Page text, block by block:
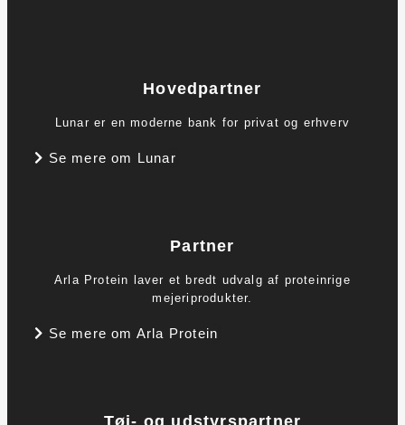
Hovedpartner
Lunar er en moderne bank for privat og erhverv
Se mere om Lunar
Partner
Arla Protein laver et bredt udvalg af proteinrige
mejeriprodukter.
Se mere om Arla Protein
Tøj- og udstyrspartner